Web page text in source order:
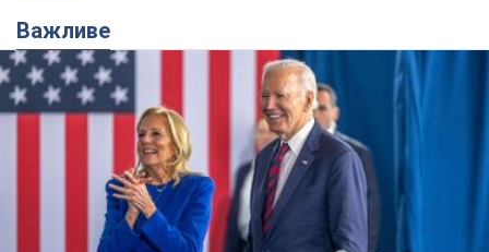
Важливе